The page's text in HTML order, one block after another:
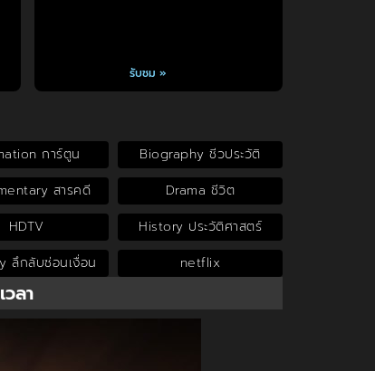
รับชม »
การ์ตูน
Biography ชีวประวัติ
สารคดี
Drama ชีวิต
HDTV
History ประวัติศาสตร์
ลึกลับซ่อนเงื่อน netflix
ลา